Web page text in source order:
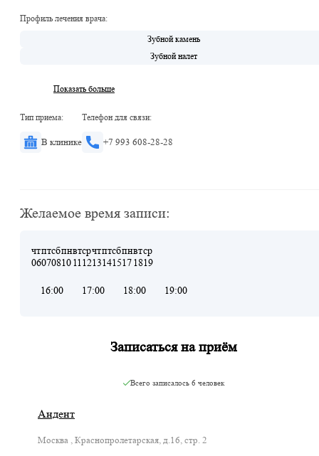
Профиль лечения врача:
Зубной камень
Зубной налет
Показать больше
Тип приема:
В клинике
Телефон для связи:
+7 993 608-28-28
Желаемое время записи:
чт
06
пт
07
сб
08
пн
10
вт
11
ср
12
чт
13
пт
14
сб
15
пн
17
вт
18
ср
19
16:00 17:00 18:00 19:00
Записаться на приём
Всего записалось 6 человек
Андент
Москва , Краснопролетарская, д.16, стр. 2